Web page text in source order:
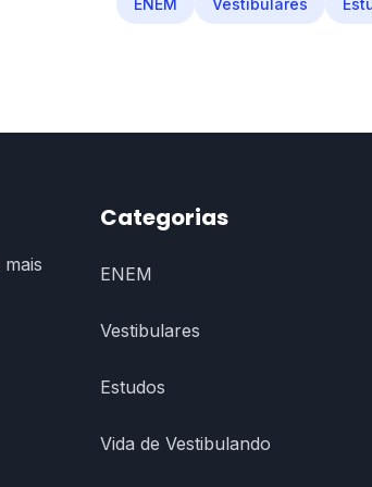
ENEM Vestibulares
mais
Categorias
ENEM
Vestibulares
Estudos
Vida de Vestibulando